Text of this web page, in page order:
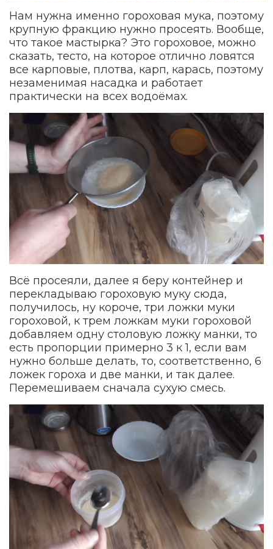
Нам нужна именно гороховая мука, поэтому
крупную фракцию нужно просеять. Вообще,
что такое мастырка? Это гороховое, можно
сказать, тесто, на которое отлично ловятся
все карповые, плотва, карп, карась, поэтому
незаменимая насадка и работает
практически на всех водоёмах.
Всё просеяли, далее я беру контейнер и
перекладываю гороховую муку сюда,
получилось, ну короче, три ложки муки
гороховой, к трем ложкам муки гороховой
добавляем одну столовую ложку манки, то
есть пропорции примерно 3 к 1, если вам
нужно больше делать, то, соответственно, 6
ложек гороха и две манки, и так далее.
Перемешиваем сначала сухую смесь.